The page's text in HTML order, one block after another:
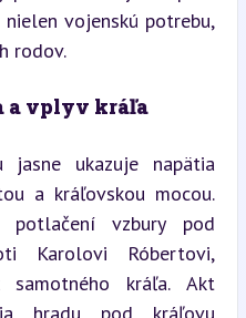
vojenskú potrebu,
rodov.
a vplyv kráľa
jasne ukazuje napätia
a kráľovskou mocou.
potlačení vzbury pod
Karolovi Róbertovi,
kráľa. Akt